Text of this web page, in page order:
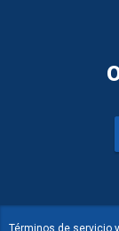
Términos de servicio